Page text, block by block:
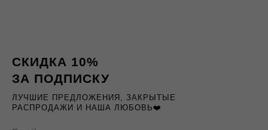
СКИДКА 10%
ЗА ПОДПИСКУ
ЛУЧШИЕ ПРЕДЛОЖЕНИЯ, ЗАКРЫТЫЕ
РАСПРОДАЖИ И НАША ЛЮБОВЬ❤️